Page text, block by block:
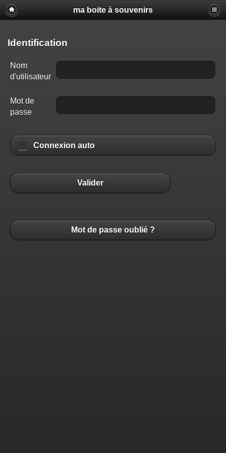
ma boite à souvenirs
Identification
Nom
d'utilisateur
Mot de
passe
Connexion auto
Valider
Mot de passe oublié ?